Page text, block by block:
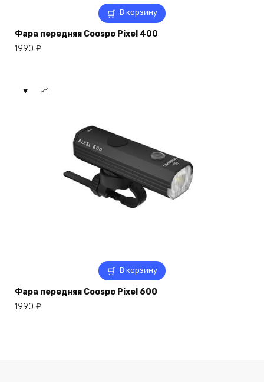
В корзину
Фара передняя Coospo Pixel 400
1990 ₽
В корзину
Фара передняя Coospo Pixel 600
1990 ₽